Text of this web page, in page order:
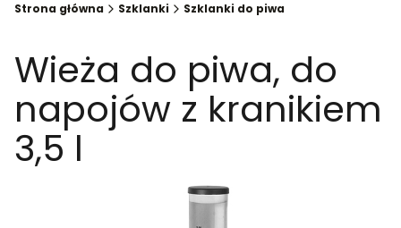
Strona główna Szklanki Szklanki do piwa
Wieża do piwa, do
napojów z kranikiem
3,5 l